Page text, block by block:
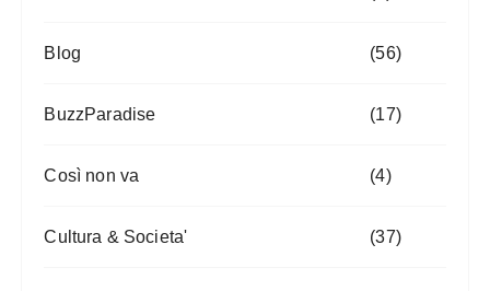
Blog (56)
BuzzParadise (17)
Così non va (4)
Cultura & Societa' (37)